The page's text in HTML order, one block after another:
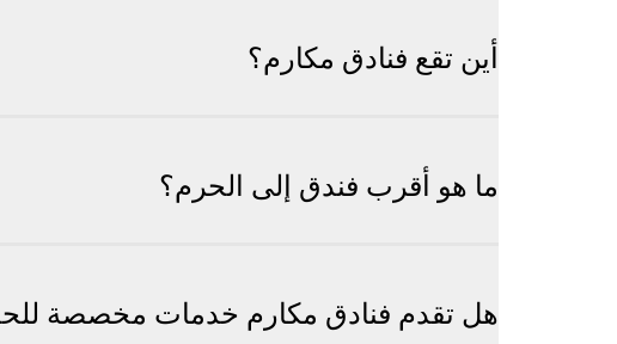
أين تقع فنادق مكارم؟
ما هو أقرب فندق إلى الحرم؟
هل تقدم فنادق مكارم خدمات مخصصة